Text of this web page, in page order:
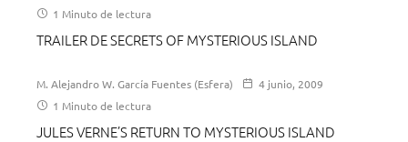
1 Minuto de lectura
TRAILER DE SECRETS OF MYSTERIOUS ISLAND
M. Alejandro W. García Fuentes (Esfera)
4 junio, 2009
1 Minuto de lectura
JULES VERNE’S RETURN TO MYSTERIOUS ISLAND